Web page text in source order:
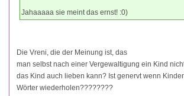
Jahaaaaa sie meint das ernst! :0)
Die Vreni, die der Meinung ist, das
man selbst nach einer Vergewaltigung ein Kind
das Kind auch lieben kann? Ist genervt wenn
Wörter wiederholen????????